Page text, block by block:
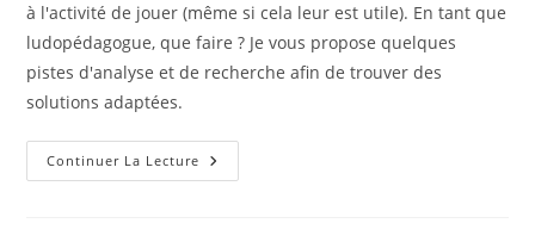
à l'activité de jouer (même si cela leur est utile). En tant que
ludopédagogue, que faire ? Je vous propose quelques
pistes d'analyse et de recherche afin de trouver des
solutions adaptées.
Continuer La Lecture Pourquoi
Certains